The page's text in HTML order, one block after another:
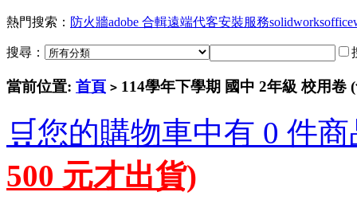
熱門搜索： 防火牆adobe 合輯遠端代客安裝服務solidworksoffice
搜尋：
當前位置: 首頁 > 114學年下學期 國中 2年級 校用卷
🛒您的購物車中有 0 件
500 元才出貨)